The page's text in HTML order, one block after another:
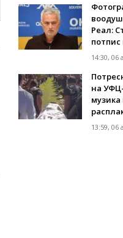
Реал:
потпис
14:30, 06
на
музика
13:59, 06